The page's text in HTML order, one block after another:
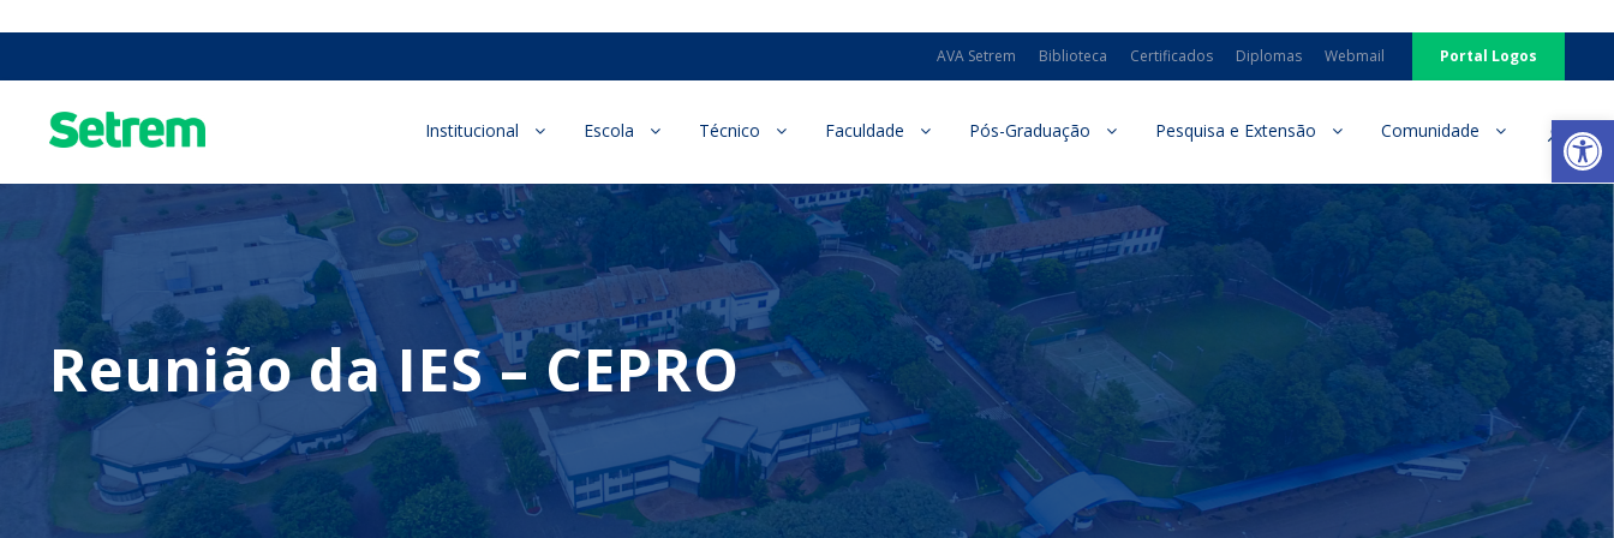
AVA Setrem Biblioteca Certificados Diplomas Webmail Portal Logos
Institucional Escola Técnico Faculdade Pós-Graduação Pesquisa e Extensão Comunidade
Reunião da IES – CEPRO